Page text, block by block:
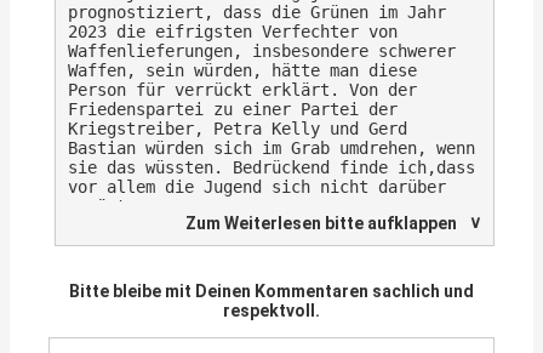
„Wir sind in einem Krieg.“ Bei Anne Will
am 18.09.2022
„Wir kämpfen einen Krieg gegen Russland
und nicht gegeneinander.“ Vor dem
Europarat am 25.01.2023
Und hierfür gebührt ihr ein maximaler
Karnevalstusch:
„Wir versorgen die Ukraine mit Waffen,
eben weil wir eine Friedens- und
Menschenrechtspartei sind.“ 15.10.2022
feuchten Kriegsträume aufgenommen zu
werden, braucht’s keinerlei Qualifikation
prognostiziert, dass die Grünen im Jahr
2023 die eifrigsten Verfechter von
Waffenlieferungen, insbesondere schwerer
Waffen, sein würden, hätte man diese
Person für verrückt erklärt. Von der
Friedenspartei zu einer Partei der
Kriegstreiber, Petra Kelly und Gerd
Bastian würden sich im Grab umdrehen, wenn
sie das wüssten. Bedrückend finde ich,dass
vor allem die Jugend sich nicht darüber
empört.
Zum Weiterlesen bitte aufklappen
∨
Bitte bleibe mit Deinen Kommentaren sachlich und
respektvoll.